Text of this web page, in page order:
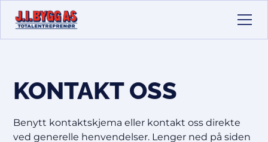
KONTAKT OSS
Benytt kontaktskjema eller kontakt oss direkte
ved generelle henvendelser. Lenger ned på siden